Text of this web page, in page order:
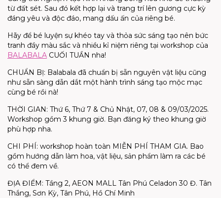
từ đất sét. Sau đó kết hợp lại và trang trí lên gương cực kỳ
đáng yêu và độc đáo, mang dấu ấn của riêng bé.
Hãy để bé luyện sự khéo tay và thỏa sức sáng tạo nên bức
tranh đầy màu sắc và nhiều kỉ niệm riêng tại workshop của
BALABALA CUỐI TUẦN nha!
CHUẨN BỊ: Balabala đã chuẩn bị sẵn nguyên vật liệu cũng
như sẵn sàng dẫn dắt một hành trình sáng tạo mộc mạc
cùng bé rồi nà!
THỜI GIAN: Thứ 6, Thứ 7 & Chủ Nhật, 07, 08 & 09/03/2025.
Workshop gồm 3 khung giờ. Bạn đăng ký theo khung giờ
phù hợp nha.
CHI PHÍ: workshop hoàn toàn MIỄN PHÍ THAM GIA. Bao
gồm hướng dẫn làm hoa, vật liệu, sản phẩm làm ra các bé
có thể đem về.
ĐỊA ĐIỂM: Tầng 2, AEON MALL Tân Phú Celadon 30 Đ. Tân
Thắng, Sơn Kỳ, Tân Phú, Hồ Chí Minh